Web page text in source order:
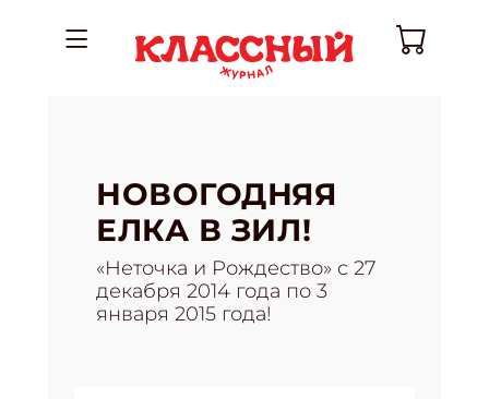
НОВОГОДНЯЯ
ЕЛКА В ЗИЛ!
«Неточка и Рождество» с 27
декабря 2014 года по 3
января 2015 года!